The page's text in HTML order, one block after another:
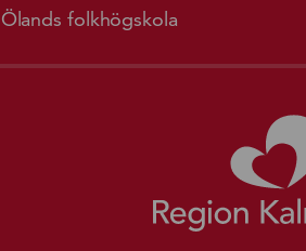
Ölands folkhögskola